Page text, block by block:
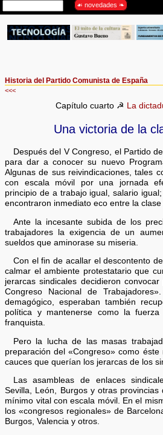
Historia del Partido Comunista de España
<<<
Capítulo cuarto ☭ La
Una victoria de la
Después del V Congreso, el Partido
para dar a conocer su nuevo
Algunas de sus reivindicaciones, tales
con escala móvil por una jornada
principio de a trabajo igual, salario
encontraron inmediato eco entre la clase
Ante la incesante subida de los
trabajadores la exigencia de un
sueldos que aminorase su miseria.
Con el fin de acallar el descontento
calmar el ambiente protestatario que
jerarcas sindicales decidieron
Congreso Nacional de
demagógico, esperaban también
política y mantenerse como la fuerza
franquista.
Pero la lucha de las masas
preparación del «Congreso» como
cauces que querían los jerarcas de los
Las asambleas de enlaces
Sevilla, León, Burgos y otras
mínimo vital con escala móvil. En el
los «congresos regionales» de
Burgos, Valencia y otros.